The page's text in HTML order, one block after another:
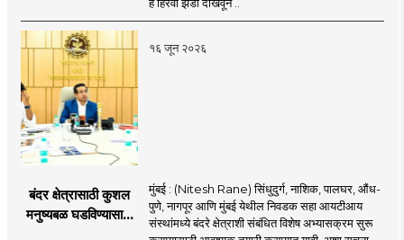
हिरवा झेंडा
१६ जून २०२६
बंदर क्षेत्रासाठी कुशल
मनुष्यबळ घडविण्यासाठी
मुंबई : (Nitesh Rane) सिंधुदुर्ग, नाशिक, पालघर, औंध-
पुणे, नागपूर आणि मुंबई येथील निवडक सहा आयटीआय
संस्थांमध्ये बंदरे क्षेत्राशी संबंधित विशेष अभ्यासक्रम सुरू